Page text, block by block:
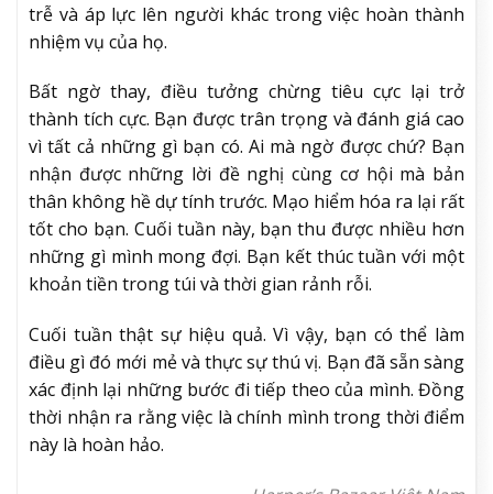
trễ và áp lực lên người khác trong việc hoàn thành
nhiệm vụ của họ.
Bất ngờ thay, điều tưởng chừng tiêu cực lại trở
thành tích cực. Bạn được trân trọng và đánh giá cao
vì tất cả những gì bạn có. Ai mà ngờ được chứ? Bạn
nhận được những lời đề nghị cùng cơ hội mà bản
thân không hề dự tính trước. Mạo hiểm hóa ra lại rất
tốt cho bạn. Cuối tuần này, bạn thu được nhiều hơn
những gì mình mong đợi. Bạn kết thúc tuần với một
khoản tiền trong túi và thời gian rảnh rỗi.
Cuối tuần thật sự hiệu quả. Vì vậy, bạn có thể làm
điều gì đó mới mẻ và thực sự thú vị. Bạn đã sẵn sàng
xác định lại những bước đi tiếp theo của mình. Đồng
thời nhận ra rằng việc là chính mình trong thời điểm
này là hoàn hảo.